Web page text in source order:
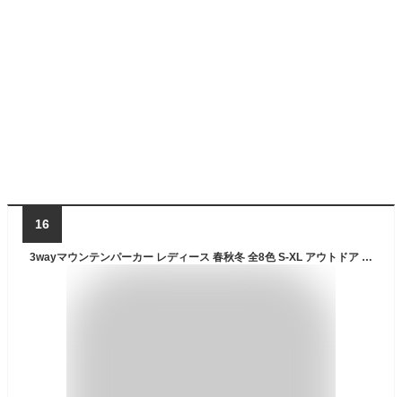
16
3wayマウンテンパーカー レディース 春秋冬 全8色 S-XL アウトドア ストレッチ フリース 防水 防風 保温 多機能 登山 釣り キャンプ スキー スケボー 雪遊び 雪 Mt.happy/マウントハッピー